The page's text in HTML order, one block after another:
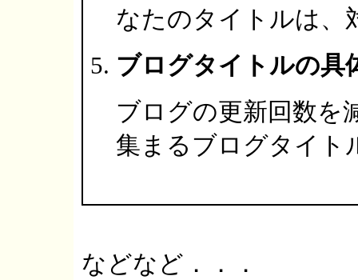
なたのタイトルは、
ブログタイトルの具
ブログの更新回数を
集まるブログタイト
などなど．．．